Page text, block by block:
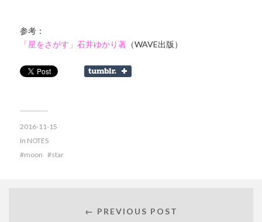
参考：
「星をさがす」石井ゆかり著（WAVE出版）
2016-11-15
In NOTES
moon
star
← PREVIOUS POST